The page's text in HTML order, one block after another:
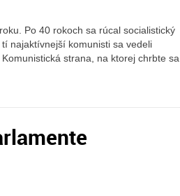
Po 40 rokoch sa rúcal socialistický
najaktívnejší komunisti sa vedeli
strana, na ktorej chrbte sa